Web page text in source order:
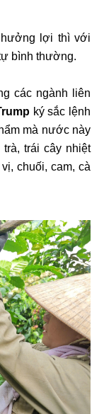
ưởng lợi thì với
bình thường.
các ngành liên
ký sắc lệnh
mà nước này
trà, trái cây nhiệt
chuối, cam, cà